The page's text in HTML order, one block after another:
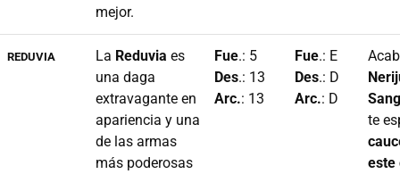
mejor.
REDUVIA La Reduvia es
una daga
extravagante en
apariencia y una
de las armas
más poderosas
Fue.: 5
Des.: 13
Arc.: 13
Fue.: E
Des.: D
Arc.: D
te
este